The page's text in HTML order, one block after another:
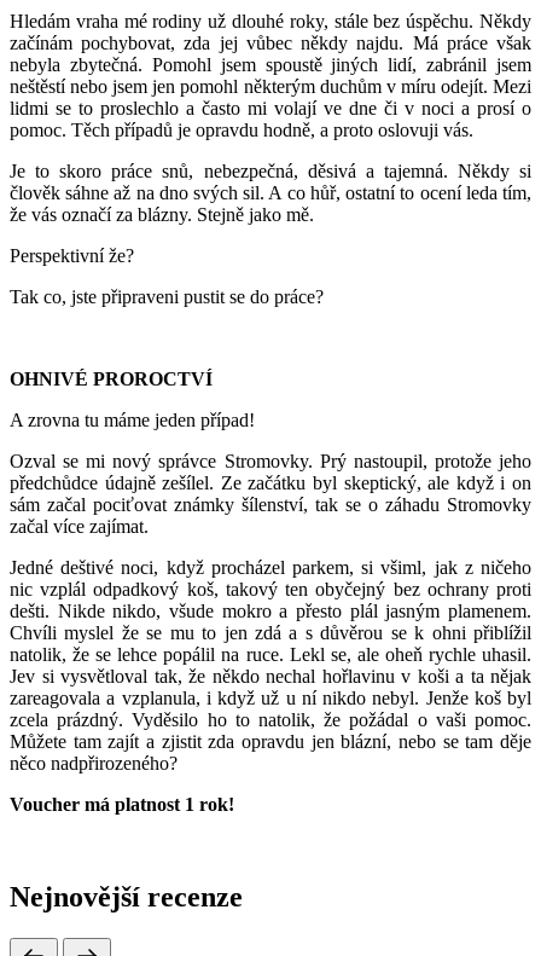
Hledám vraha mé rodiny už dlouhé roky, stále bez úspěchu. Někdy
začínám pochybovat, zda jej vůbec někdy najdu. Má práce však
nebyla zbytečná. Pomohl jsem spoustě jiných lidí, zabránil jsem
neštěstí nebo jsem jen pomohl některým duchům v míru odejít. Mezi
lidmi se to proslechlo a často mi volají ve dne či v noci a prosí o
pomoc. Těch případů je opravdu hodně, a proto oslovuji vás.
Je to skoro práce snů, nebezpečná, děsivá a tajemná. Někdy si
člověk sáhne až na dno svých sil. A co hůř, ostatní to ocení leda tím,
že vás označí za blázny. Stejně jako mě.
Perspektivní že?
Tak co, jste připraveni pustit se do práce?
OHNIVÉ PROROCTVÍ
A zrovna tu máme jeden případ!
Ozval se mi nový správce Stromovky. Prý nastoupil, protože jeho
předchůdce údajně zešílel. Ze začátku byl skeptický, ale když i on
sám začal pociťovat známky šílenství, tak se o záhadu Stromovky
začal více zajímat.
Jedné deštivé noci, když procházel parkem, si všiml, jak z ničeho
nic vzplál odpadkový koš, takový ten obyčejný bez ochrany proti
dešti. Nikde nikdo, všude mokro a přesto plál jasným plamenem.
Chvíli myslel že se mu to jen zdá a s důvěrou se k ohni přiblížil
natolik, že se lehce popálil na ruce. Lekl se, ale oheň rychle uhasil.
Jev si vysvětloval tak, že někdo nechal hořlavinu v koši a ta nějak
zareagovala a vzplanula, i když už u ní nikdo nebyl. Jenže koš byl
zcela prázdný. Vyděsilo ho to natolik, že požádal o vaši pomoc.
Můžete tam zajít a zjistit zda opravdu jen blázní, nebo se tam děje
něco nadpřirozeného?
Voucher má platnost 1 rok!
Nejnovější recenze